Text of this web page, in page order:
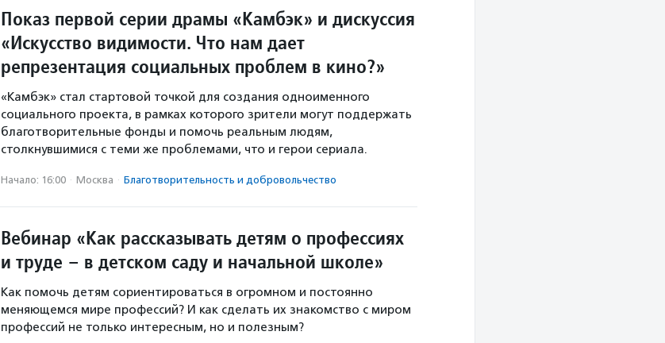
Показ первой серии драмы «Камбэк» и дискуссия
«Искусство видимости. Что нам дает
репрезентация социальных проблем в кино?»
«Камбэк» стал стартовой точкой для создания одноименного
социального проекта, в рамках которого зрители могут поддержать
благотворительные фонды и помочь реальным людям,
столкнувшимися с теми же проблемами, что и герои сериала.
Начало: 16:00 · Москва · Благотвори­тель­ность и доброволь­чест­во
Вебинар «Как рассказывать детям о профессиях
и труде – в детском саду и начальной школе»
Как помочь детям сориентироваться в огромном и постоянно
меняющемся мире профессий? И как сделать их знакомство с миром
профессий не только интересным, но и полезным?